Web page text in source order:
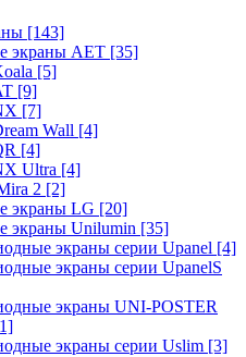
[143]
экраны AET [35]
[5]
[9]
[7]
Wall [4]
[4]
Ultra [4]
2 [2]
экраны LG [20]
экраны Unilumin [35]
экраны серии Upanel [4]
экраны серии UpanelS
экраны UNI-POSTER
экраны серии Uslim [3]